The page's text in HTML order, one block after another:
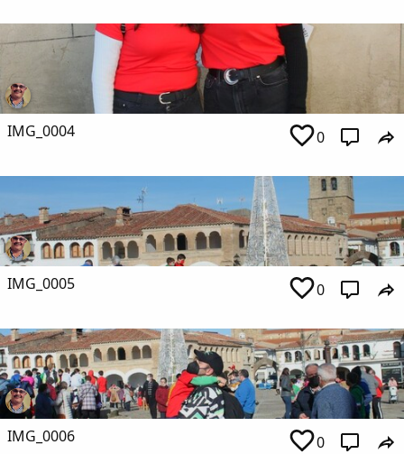
IMG_0004 0
IMG_0005 0
IMG_0006 0